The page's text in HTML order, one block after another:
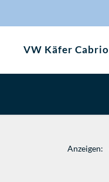
VW Käfer Cabrio
Anzeigen: